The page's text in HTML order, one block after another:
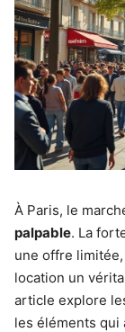
À Paris, le
palpable. La
une offre
location un
article explore
les éléments